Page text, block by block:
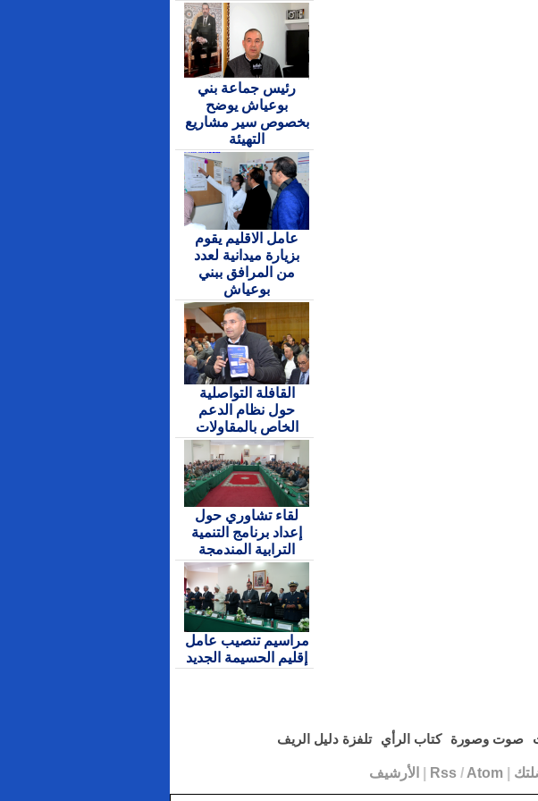
رئيس جماعة بني
بوعياش يوضح
بخصوص سير مشاريع
التهيئة
عامل الاقليم يقوم
بزيارة ميدانية لعدد
من المرافق ببني
بوعياش
القافلة التواصلية
حول نظام الدعم
الخاص بالمقاولات
لقاء تشاوري حول
إعداد برنامج التنمية
الترابية المندمجة
مراسيم تنصيب عامل
إقليم الحسيمة الجديد
صوت وصورة كتاب الرأي تلفزة دليل الريف
|
Rss / Atom الأرشيف